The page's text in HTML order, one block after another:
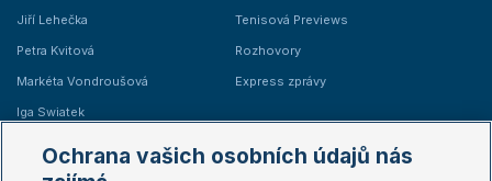
Jiří Lehečka
Petra Kvitová
Markéta Vondroušová
Iga Swiatek
Tenisová Previews
Rozhovory
Express zprávy
Žebříčky
Ochrana vašich osobních údajů nás